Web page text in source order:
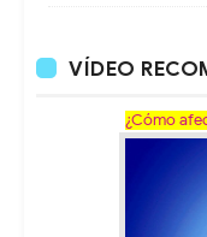
VÍDEO
¿Cómo